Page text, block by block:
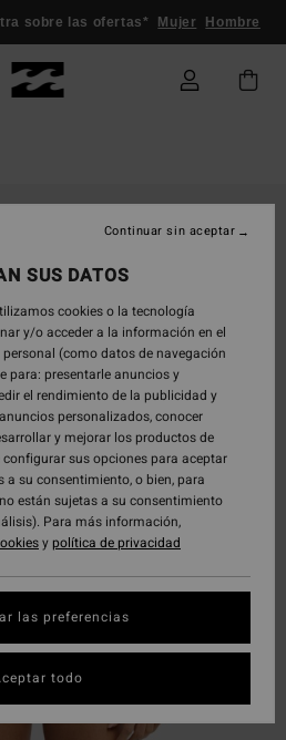
sobre las ofertas* Mujer Hombre
SUS DATOS
cookies o la tecnología
y/o acceder a la información en el
(como datos de navegación
para: presentarle anuncios y
el rendimiento de la publicidad y
personalizados, conocer
y mejorar los productos de
sus opciones para aceptar
su consentimiento, o bien, para
están sujetas a su consentimiento
Para más información,
ypolítica de privacidad
las preferencias
Continuar sin aceptar
todo